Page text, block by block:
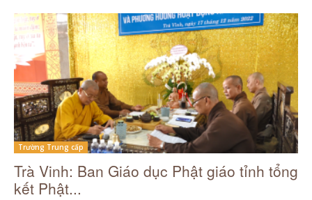
Trường Trung cấp
Trà Vinh: Ban Giáo dục Phật giáo tỉnh tổng
kết Phật...